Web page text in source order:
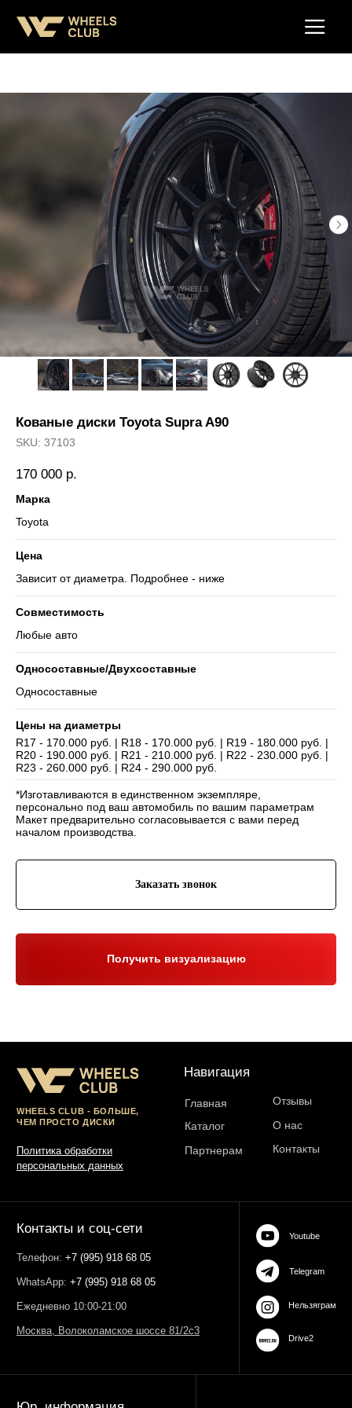
Кованые диски Toyota Supra A90
SKU: 37103
170 000 р.
Марка
Toyota
Цена
Зависит от диаметра. Подробнее - ниже
Совместимость
Любые авто
Односоставные/Двухсоставные
Односоставные
Цены на диаметры
R17 - 170.000 руб. | R18 - 170.000 руб. | R19 - 180.000 руб. |
R20 - 190.000 руб. | R21 - 210.000 руб. | R22 - 230.000 руб. |
R23 - 260.000 руб. | R24 - 290.000 руб.
*Изготавливаются в единственном экземпляре,
персонально под ваш автомобиль по вашим параметрам
Макет предварительно согласовывается с вами перед
началом производства.
Заказать звонок
Получить визуализацию
WHEELS CLUB - БОЛЬШЕ,
Политика обработки
персональных данных
Навигация
ИНН 503021178964
Юридический адрес - 127486,
Россия, г Москва, ул Ивана
Ежедневно 10:00-21:00
Каталог
Партнерам
Контакты
web-spc.com
Youtube
Telegram
Нельзяграм
Drive2